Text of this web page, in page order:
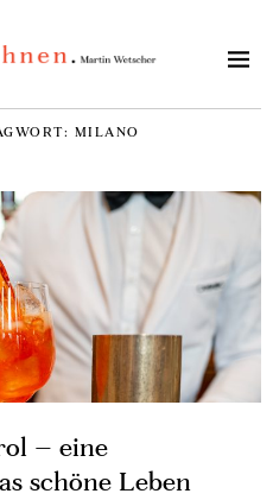
MILANO
– eine
schöne Leben